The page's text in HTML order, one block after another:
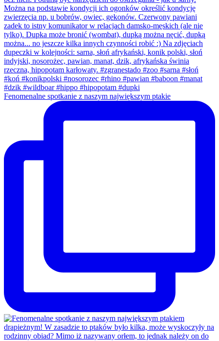
Fenomenalne spotkanie z naszym największym ptakie